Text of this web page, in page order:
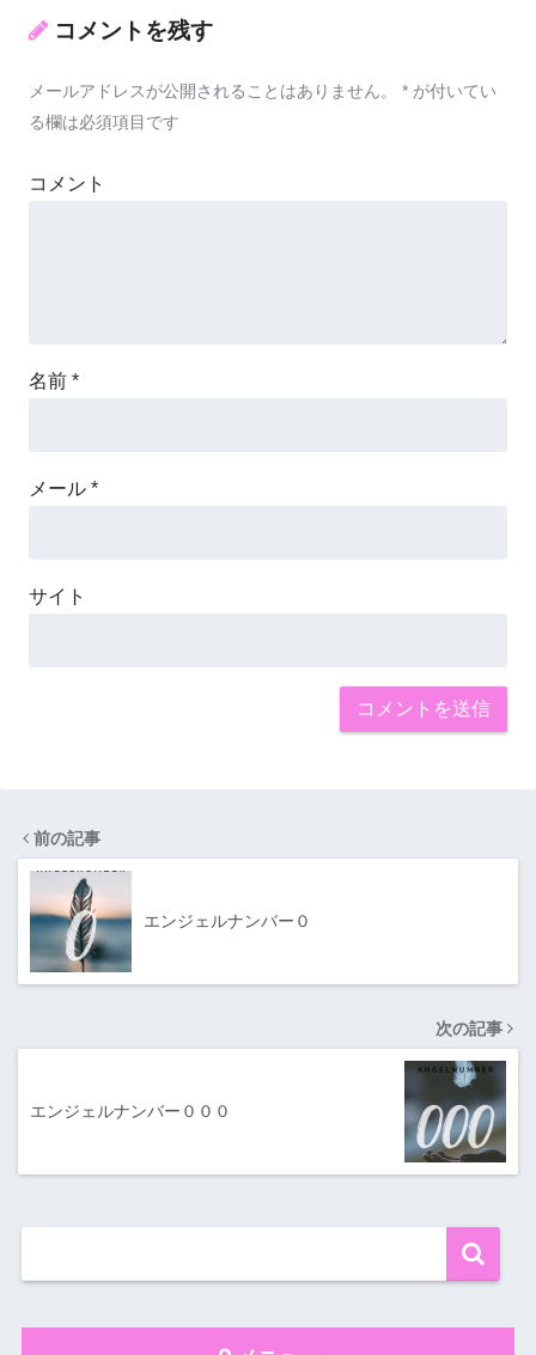
コメントを残す
メールアドレスが公開されることはありません。 * が付いてい
る欄は必須項目です
コメント
名前 *
メール *
サイト
前の記事
エンジェルナンバー０
次の記事
エンジェルナンバー０００